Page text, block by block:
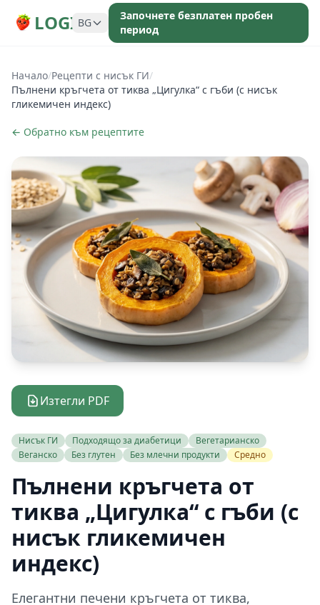
LOGI BG
Започнете безплатен пробен
период
Начало/Рецепти с нисък ГИ/
Пълнени кръгчета от тиква „Цигулка“ с гъби (с нисък
гликемичен индекс)
← Обратно към рецептите
Изтегли PDF
Нисък ГИ Подходящо за диабетици
Вегетарианско
Веганско
Без глутен Без млечни продукти Средно
Пълнени кръгчета от
тиква „Цигулка“ с гъби (с
нисък гликемичен
индекс)
Елегантни печени кръгчета от тиква,